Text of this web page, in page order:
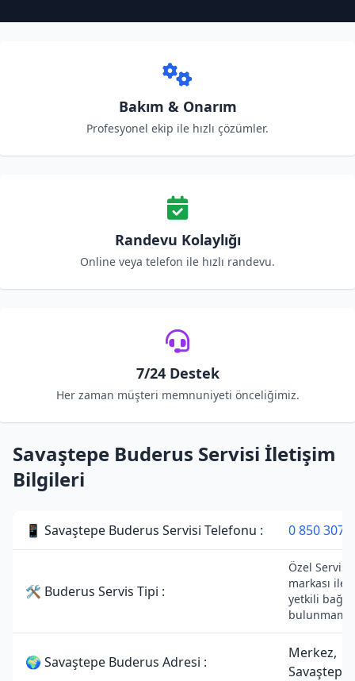
Bakım & Onarım
Profesyonel ekip ile hızlı çözümler.
Randevu Kolaylığı
Online veya telefon ile hızlı randevu.
7/24 Destek
Her zaman müşteri memnuniyeti önceliğimiz.
Savaştepe Buderus Servisi İletişim
Bilgileri
📱 Savaştepe Buderus Servisi Telefonu : 0 850 307
🛠 Buderus Servis Tipi :
Özel
markası ile
yetkili
🌍 Savaştepe Buderus Adresi :
Merkez,